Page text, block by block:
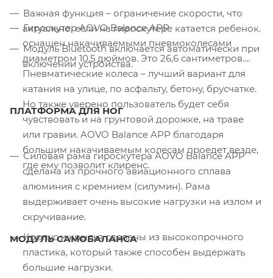
Важная функция – ограничение скорости, что
актуально, если на гироскутере катается ребенок.
Модуль Bluetooth включается автоматически при
включении устройства.
Гироскутер AOVO Balance APP
оснащен накачиваемыми пневмоколесами
диаметром 10,5 дюймов. Это 26,6 сантиметров.
Пневматические колеса – лучший вариант для
катания на улице, по асфальту, бетону, брусчатке.
Но также уверено пользователь будет себя
чувствовать и на грунтовой дорожке, на траве
или гравии. AOVO Balance APP благодаря
большим накачиваемым колесам проедет везде,
где ему позволит клиренс.
ПЛАТФОРМА ДЛЯ НОГ
Силовая рама гироскутера AOVO Balance APP
сделана из прочного авиационного сплава
алюминия с кремнием (силумин). Рама
выдерживает очень высокие нагрузки на излом и
скручивание.
Корпус и крылья сделаны из высокопрочного
пластика, который также способен выдержать
большие нагрузки.
МОДУЛЬ САМОБАЛАНСА